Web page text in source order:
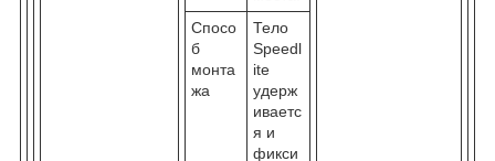
Спосо
б
монта
жа
Тело
Speedl
ite
удерж
иваетс
я и
фикси